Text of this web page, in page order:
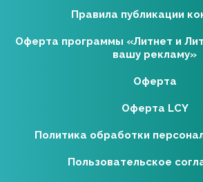
Правила публикации
Оферта программы «Литнет и
вашу рекламу»
Оферта
Оферта LCY
Политика обработки
Пользовательское